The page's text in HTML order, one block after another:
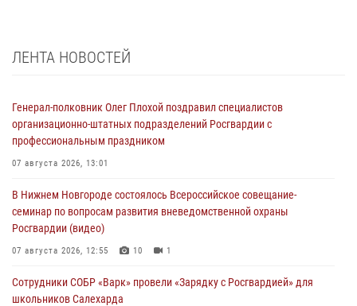
ЛЕНТА НОВОСТЕЙ
Генерал-полковник Олег Плохой поздравил специалистов
организационно-штатных подразделений Росгвардии с
профессиональным праздником
07 августа 2026, 13:01
В Нижнем Новгороде состоялось Всероссийское совещание-
семинар по вопросам развития вневедомственной охраны
Росгвардии (видео)
07 августа 2026, 12:55 10 1
Сотрудники СОБР «Варк» провели «Зарядку с Росгвардией» для
школьников Салехарда